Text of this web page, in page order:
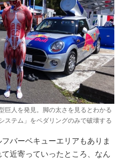
巨人を発見。脚の太さを見るとわかる
ステム」をペダリングのみで破壊する
バーベキューエリアもありま
近寄っていったところ、なん